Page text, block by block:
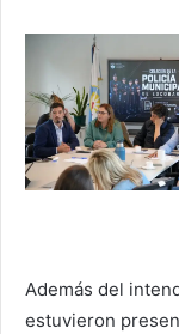
Además del
estuvieron